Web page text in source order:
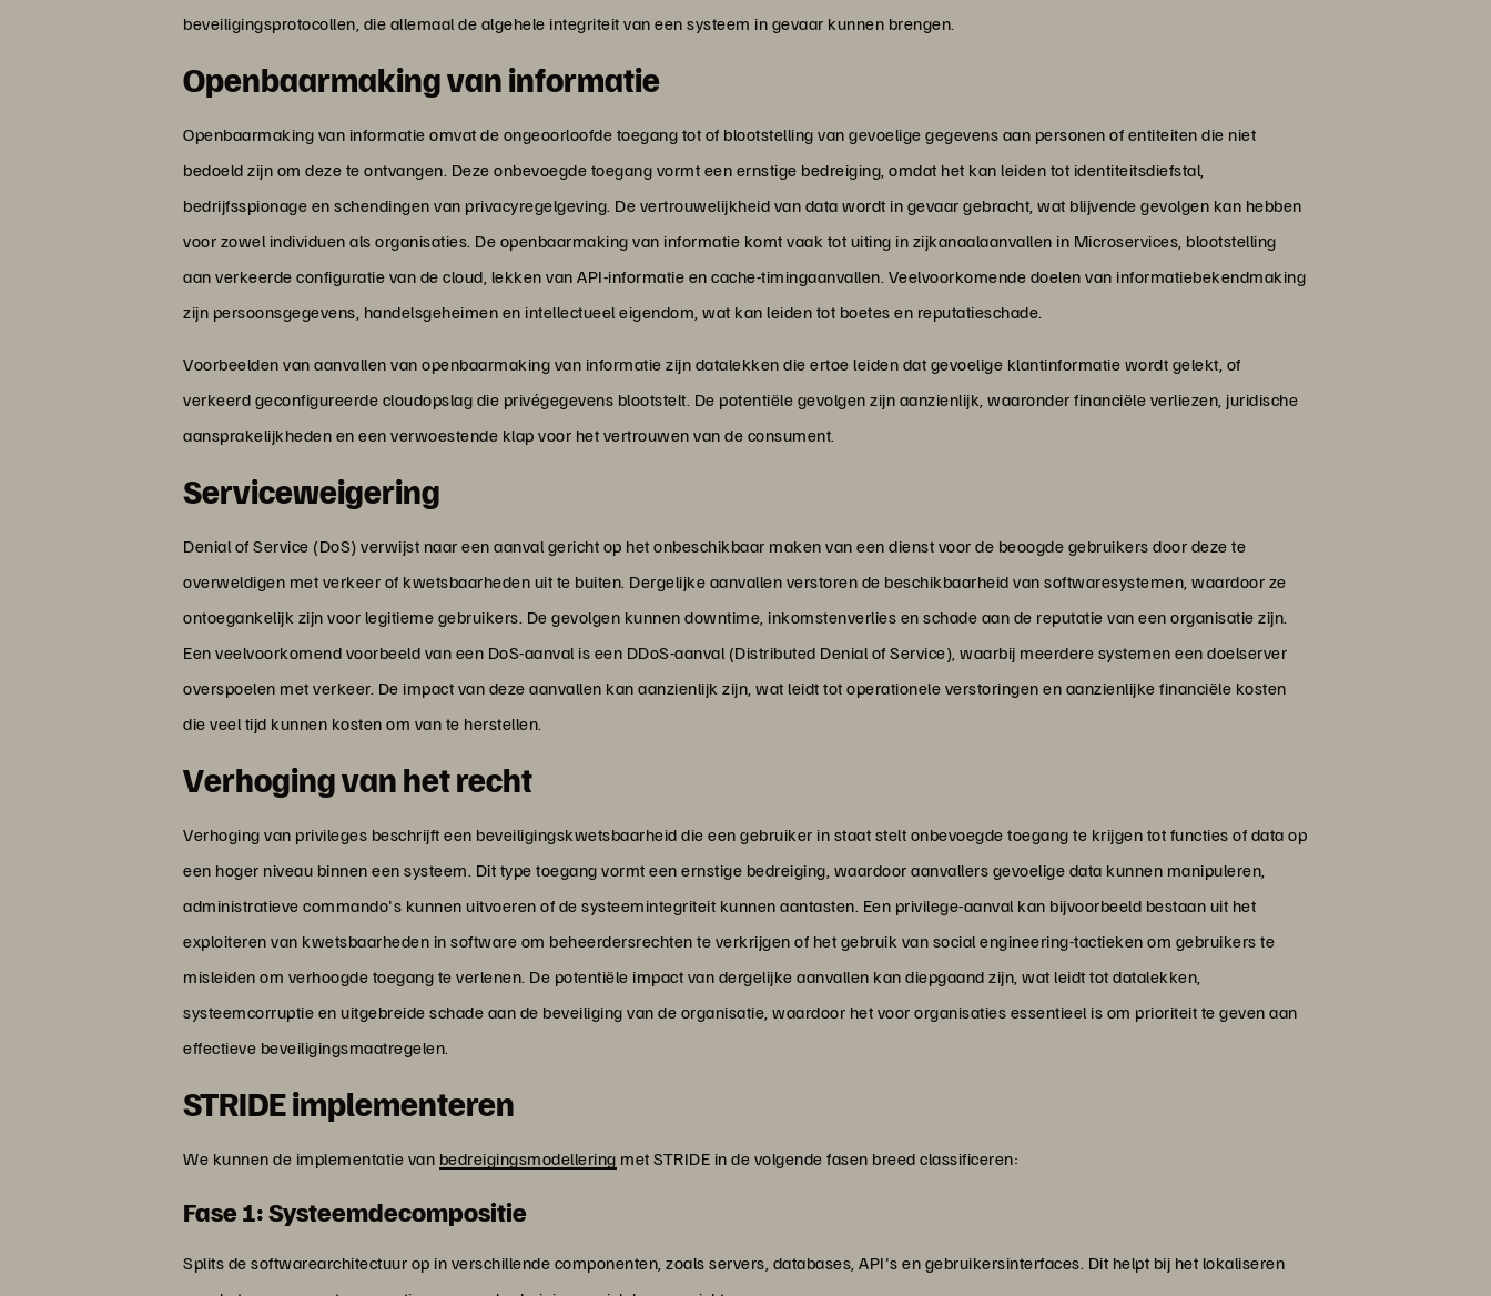
beveiligingsprotocollen, die allemaal de algehele integriteit van een systeem in gevaar kunnen brengen.
Openbaarmaking van informatie
Openbaarmaking van informatie omvat de ongeoorloofde toegang tot of blootstelling van gevoelige gegevens aan personen of entiteiten die niet
bedoeld zijn om deze te ontvangen. Deze onbevoegde toegang vormt een ernstige bedreiging, omdat het kan leiden tot identiteitsdiefstal,
bedrijfsspionage en schendingen van privacyregelgeving. De vertrouwelijkheid van data wordt in gevaar gebracht, wat blijvende gevolgen kan hebben
voor zowel individuen als organisaties. De openbaarmaking van informatie komt vaak tot uiting in zijkanaalaanvallen in Microservices, blootstelling
aan verkeerde configuratie van de cloud, lekken van API-informatie en cache-timingaanvallen. Veelvoorkomende doelen van informatiebekendmaking
zijn persoonsgegevens, handelsgeheimen en intellectueel eigendom, wat kan leiden tot boetes en reputatieschade.
Voorbeelden van aanvallen van openbaarmaking van informatie zijn datalekken die ertoe leiden dat gevoelige klantinformatie wordt gelekt, of
verkeerd geconfigureerde cloudopslag die privégegevens blootstelt. De potentiële gevolgen zijn aanzienlijk, waaronder financiële verliezen, juridische
aansprakelijkheden en een verwoestende klap voor het vertrouwen van de consument.
Serviceweigering
Denial of Service (DoS) verwijst naar een aanval gericht op het onbeschikbaar maken van een dienst voor de beoogde gebruikers door deze te
overweldigen met verkeer of kwetsbaarheden uit te buiten. Dergelijke aanvallen verstoren de beschikbaarheid van softwaresystemen, waardoor ze
ontoegankelijk zijn voor legitieme gebruikers. De gevolgen kunnen downtime, inkomstenverlies en schade aan de reputatie van een organisatie zijn.
Een veelvoorkomend voorbeeld van een DoS-aanval is een DDoS-aanval (Distributed Denial of Service), waarbij meerdere systemen een doelserver
overspoelen met verkeer. De impact van deze aanvallen kan aanzienlijk zijn, wat leidt tot operationele verstoringen en aanzienlijke financiële kosten
die veel tijd kunnen kosten om van te herstellen.
Verhoging van het recht
Verhoging van privileges beschrijft een beveiligingskwetsbaarheid die een gebruiker in staat stelt onbevoegde toegang te krijgen tot functies of data op
een hoger niveau binnen een systeem. Dit type toegang vormt een ernstige bedreiging, waardoor aanvallers gevoelige data kunnen manipuleren,
administratieve commando's kunnen uitvoeren of de systeemintegriteit kunnen aantasten. Een privilege-aanval kan bijvoorbeeld bestaan uit het
exploiteren van kwetsbaarheden in software om beheerdersrechten te verkrijgen of het gebruik van social engineering-tactieken om gebruikers te
misleiden om verhoogde toegang te verlenen. De potentiële impact van dergelijke aanvallen kan diepgaand zijn, wat leidt tot datalekken,
systeemcorruptie en uitgebreide schade aan de beveiliging van de organisatie, waardoor het voor organisaties essentieel is om prioriteit te geven aan
effectieve beveiligingsmaatregelen.
STRIDE implementeren
We kunnen de implementatie van bedreigingsmodellering met STRIDE in de volgende fasen breed classificeren:
Fase 1: Systeemdecompositie
Splits de softwarearchitectuur op in verschillende componenten, zoals servers, databases, API's en gebruikersinterfaces. Dit helpt bij het lokaliseren